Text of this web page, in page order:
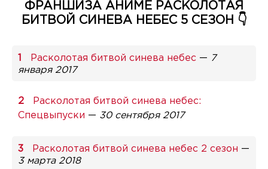
ФРАНШИЗА АНИМЕ РАСКОЛОТАЯ
БИТВОЙ СИНЕВА НЕБЕС 5 СЕЗОН 👇
Расколотая битвой синева небес — 7
января 2017
Расколотая битвой синева небес:
Спецвыпуски — 30 сентября 2017
Расколотая битвой синева небес 2 сезон —
3 марта 2018